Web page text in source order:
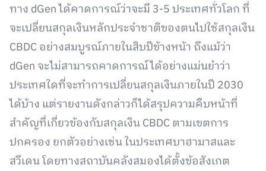
ทาง dGen ได้คาดการณ์ว่าจะมี 3-5 ประเทศทั่วโลก ที่
จะเปลี่ยนสกุลเงินหลักประจำชาติของตนไปใช้สกุลเงิน
CBDC อย่างสมบูรณ์ภายในสิบปีข้างหน้า ถึงแม้ว่า
dGen จะไม่สามารถคาดการณ์ได้อย่างแม่นยำว่า
ประเทศใดที่จะทำการเปลี่ยนสกุลเงินภายในปี 2030
ได้บ้าง แต่รายงานดังกล่าวก็ได้สรุปความคืบหน้าที่
สำคัญที่เกี่ยวข้องกับสกุลเงิน CBDC ตามเขตการ
ปกครอง ยกตัวอย่างเช่น ในประเทศบาฮามาสและ
สวีเดน โดยทางสถาบันคลังสมองได้ตั้งข้อสังเกต